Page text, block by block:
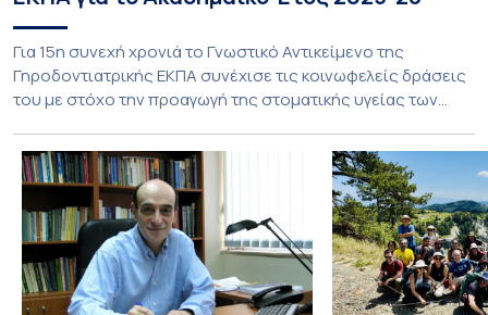
Για 15η συνεχή χρονιά το Γνωστικό Αντικείμενο της
Γηροδοντιατρικής ΕΚΠΑ συνέχισε τις κοινωφελείς δράσεις
του με στόχο την προαγωγή της στοματικής υγείας των
υποχρεωτικής «κοινωφελούς μάθησης» στο μάθημα της
Γηροδοντιατρικής 10ου εξαμήνου, περιλάμβανε
εκπαιδευτικές δραστηριότητες στο Γηροκομείο-
Πτωχοκομείο Αθηνών, στο Οδοντιατρικό Τμήμα/Μονάδα
ΑΜΕΑ Ενηλίκων Ασκληπιείου Βούλας, στο Κέντρο
Γηριατρικής […]